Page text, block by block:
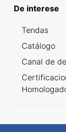
De interese
Tendas
Catálogo
Canal de